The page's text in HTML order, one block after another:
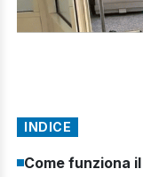
INDICE
Come funziona